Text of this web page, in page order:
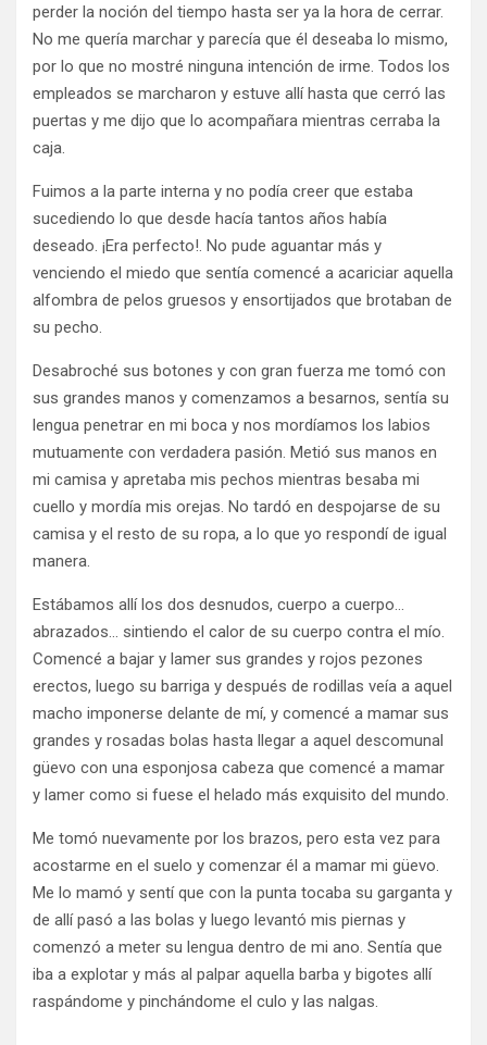
perder la noción del tiempo hasta ser ya la hora de cerrar.
No me quería marchar y parecía que él deseaba lo mismo,
por lo que no mostré ninguna intención de irme. Todos los
empleados se marcharon y estuve allí hasta que cerró las
puertas y me dijo que lo acompañara mientras cerraba la
caja.
Fuimos a la parte interna y no podía creer que estaba
sucediendo lo que desde hacía tantos años había
deseado. ¡Era perfecto!. No pude aguantar más y
venciendo el miedo que sentía comencé a acariciar aquella
alfombra de pelos gruesos y ensortijados que brotaban de
su pecho.
Desabroché sus botones y con gran fuerza me tomó con
sus grandes manos y comenzamos a besarnos, sentía su
lengua penetrar en mi boca y nos mordíamos los labios
mutuamente con verdadera pasión. Metió sus manos en
mi camisa y apretaba mis pechos mientras besaba mi
cuello y mordía mis orejas. No tardó en despojarse de su
camisa y el resto de su ropa, a lo que yo respondí de igual
manera.
Estábamos allí los dos desnudos, cuerpo a cuerpo…
abrazados… sintiendo el calor de su cuerpo contra el mío.
Comencé a bajar y lamer sus grandes y rojos pezones
erectos, luego su barriga y después de rodillas veía a aquel
macho imponerse delante de mí, y comencé a mamar sus
grandes y rosadas bolas hasta llegar a aquel descomunal
güevo con una esponjosa cabeza que comencé a mamar
y lamer como si fuese el helado más exquisito del mundo.
Me tomó nuevamente por los brazos, pero esta vez para
acostarme en el suelo y comenzar él a mamar mi güevo.
Me lo mamó y sentí que con la punta tocaba su garganta y
de allí pasó a las bolas y luego levantó mis piernas y
comenzó a meter su lengua dentro de mi ano. Sentía que
iba a explotar y más al palpar aquella barba y bigotes allí
raspándome y pinchándome el culo y las nalgas.